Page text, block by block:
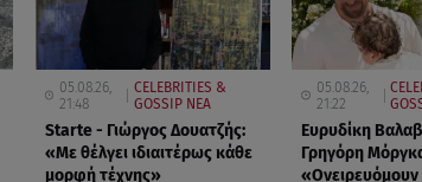
05.08.26,
21:48
CELEBRITIES &
GOSSIP ΝΕΑ
Starte - Γιώργος Δουατζής:
«Με θέλγει ιδιαιτέρως κάθε
μορφή τέχνης»
05.08.26,
21:22
Ευρυδίκη
Γρηγόρη